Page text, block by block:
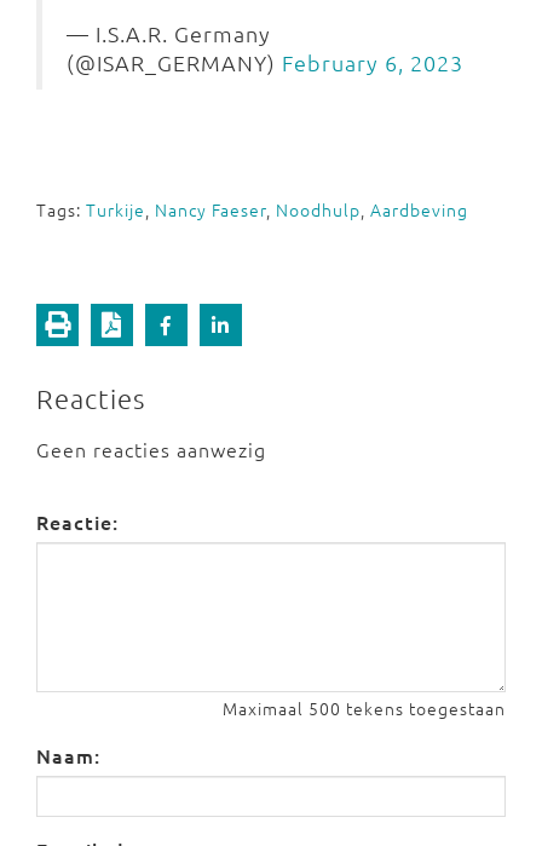
— I.S.A.R. Germany
(@ISAR_GERMANY) February 6, 2023
Tags: Turkije, Nancy Faeser, Noodhulp, Aardbeving
Reacties
Geen reacties aanwezig
Reactie:
Maximaal 500 tekens toegestaan
Naam: